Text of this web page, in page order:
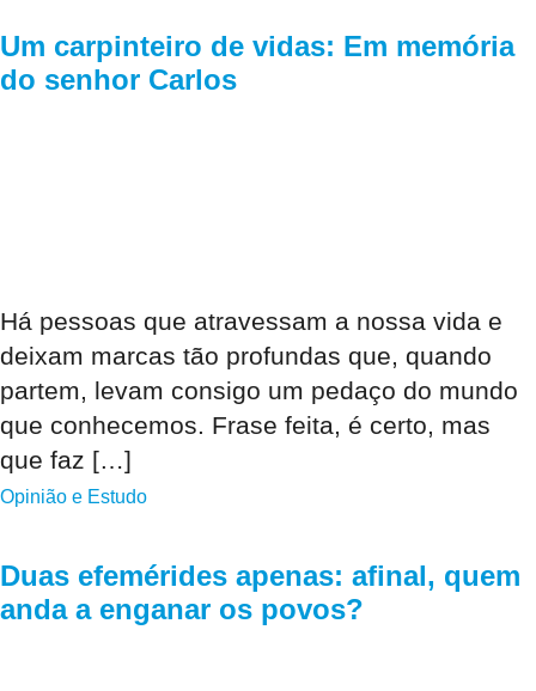
Um carpinteiro de vidas: Em memória
do senhor Carlos
Há pessoas que atravessam a nossa vida e
deixam marcas tão profundas que, quando
partem, levam consigo um pedaço do mundo
que conhecemos. Frase feita, é certo, mas
que faz […]
Opinião e Estudo
Duas efemérides apenas: afinal, quem
anda a enganar os povos?